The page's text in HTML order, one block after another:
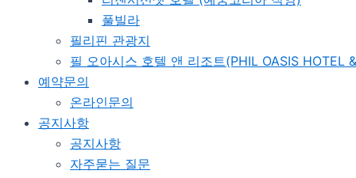
풀빌라
필리핀 관광지
필 오아시스 호텔 앤 리조트(PHIL OASIS HOTEL
예약문의
온라인문의
공지사항
공지사항
자주묻는 질문